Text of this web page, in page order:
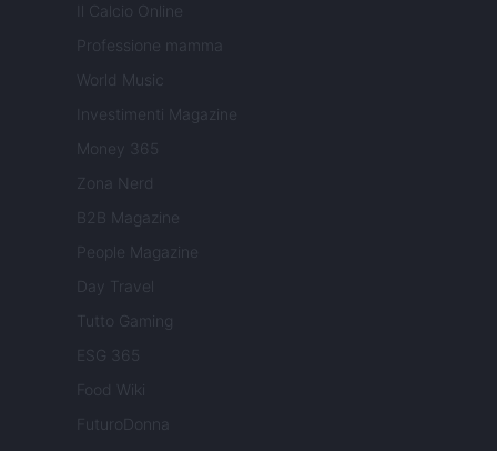
Il Calcio Online
Professione mamma
World Music
Investimenti Magazine
Money 365
Zona Nerd
B2B Magazine
People Magazine
Day Travel
Tutto Gaming
ESG 365
Food Wiki
FuturoDonna